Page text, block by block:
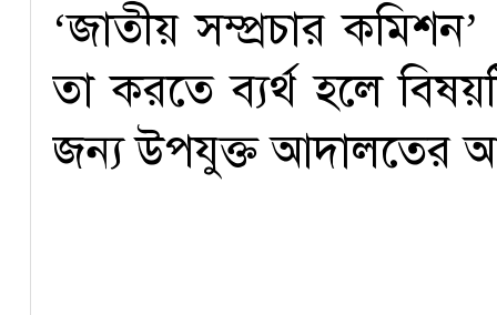
‘জাতীয় সম্প্রচার
তা করতে ব্যর্থ হলে
জন্য উপযুক্ত আদালতের